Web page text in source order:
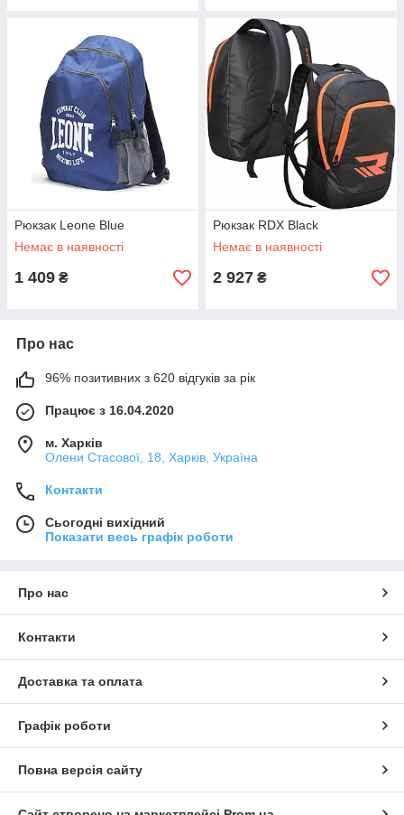
Рюкзак Leone Blue
Немає в наявності
1 409 ₴
Рюкзак RDX Black
Немає в наявності
2 927 ₴
Про нас
96% позитивних з 620 відгуків за рік
Працює з 16.04.2020
м. Харків
Олени Стасової, 18, Харків, Україна
Контакти
Сьогодні вихідний
Показати весь графік роботи
Про нас
Контакти
Доставка та оплата
Графік роботи
Повна версія сайту